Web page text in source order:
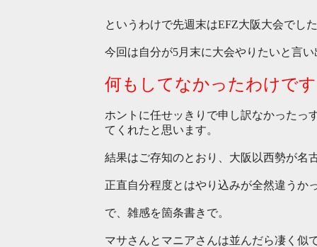
というわけで先週末はEFZ大阪大会でし
今回は自分が5月末に大会やりたいと言
何もしてなかったわけで
ホントに任せッきりで申し訳なかったっ
てくれたと思います。
結果はご存知のとおり、大阪以西勢が名
正直自分程度とはやり込みが全然違うか
で、雑感を箇条書きで。
マサさんとマニアさんは並んだら凄く似